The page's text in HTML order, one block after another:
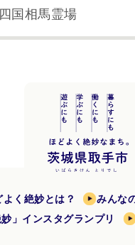
国相馬霊場
よく絶妙とは？
みんな
妙」インスタグランプリ